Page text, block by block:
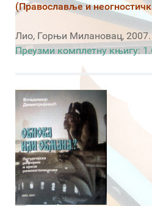
(Православље и
Лио, Горњи Милановац, 2007.
Преузми комплетну књигу: